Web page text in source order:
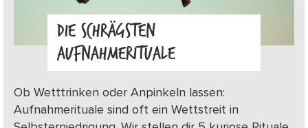
DIE SCHRÄGSTEN
AUFNAHMERITUALE
Ob Wetttrinken oder Anpinkeln lassen:
Aufnahmerituale sind oft ein Wettstreit in